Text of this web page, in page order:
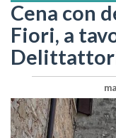
Cena con
Fiori, a